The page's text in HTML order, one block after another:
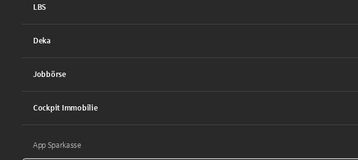
LBS
Deka
Jobbörse
Cockpit Immobilie
App Sparkasse